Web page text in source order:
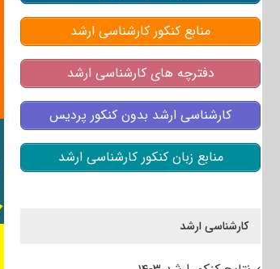
منابع کنکور کارشناسی ارشد
دفترچه های کارشناسی ارشد
کارشناسی ارشد بدون کنکور پردیس
منابع زبان کنکور کارشناسی ارشد
کارشناسی ارشد